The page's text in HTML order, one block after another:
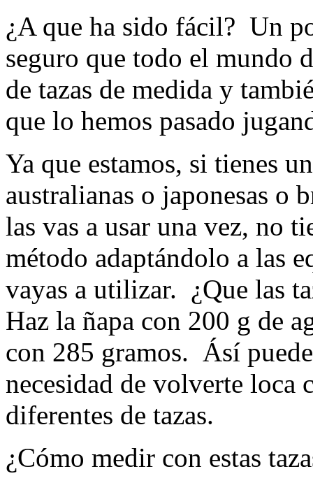
¿A que ha sido fácil? Un
seguro que todo el mundo
de tazas de medida y
que lo hemos pasado
Ya que estamos, si tienes
australianas o japonesas o
las vas a usar una vez, no
método adaptándolo a las
vayas a utilizar. ¿Que las
Haz la ñapa con 200 g de
con 285 gramos. Ásí
necesidad de volverte loca
diferentes de tazas.
¿Cómo medir con estas